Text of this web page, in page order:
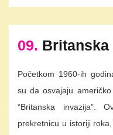
09. Britanska
Početkom 1960-ih
su da osvajaju
“Britanska invazija”.
prekretnicu u istoriji